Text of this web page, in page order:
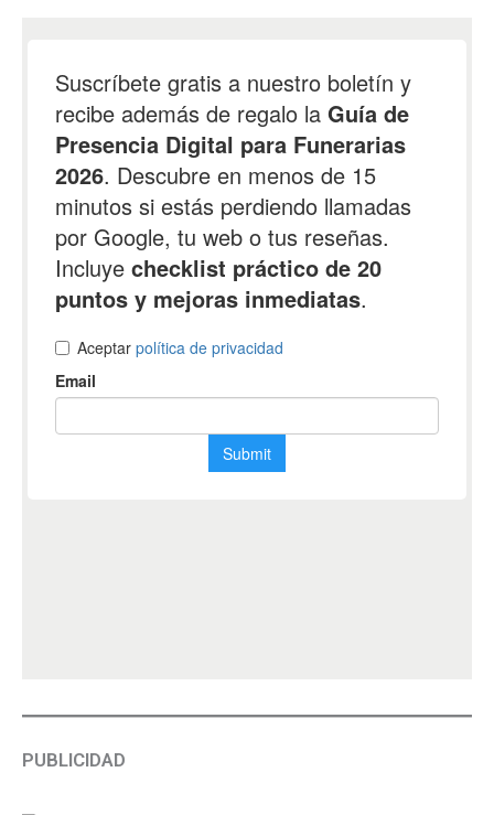
PUBLICIDAD